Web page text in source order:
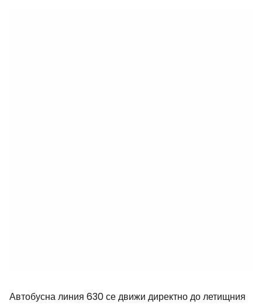
Автобусна линия 630 се движи директно до летищния